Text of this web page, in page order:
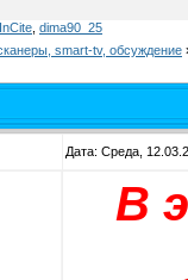
InCite dima90_25
smart-tv, обсуждение
Дата: Среда,
В